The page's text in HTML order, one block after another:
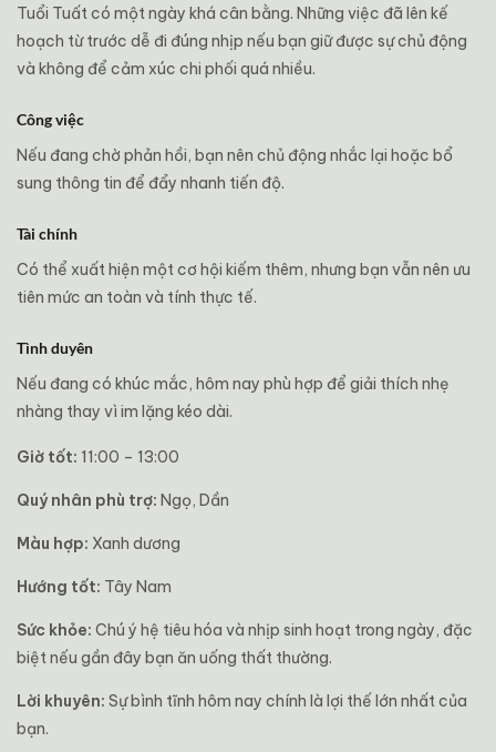
Tuổi Tuất có một ngày khá cân bằng. Những việc đã lên kế
hoạch từ trước dễ đi đúng nhịp nếu bạn giữ được sự chủ động
và không để cảm xúc chi phối quá nhiều.
Công việc
Nếu đang chờ phản hồi, bạn nên chủ động nhắc lại hoặc bổ
sung thông tin để đẩy nhanh tiến độ.
Tài chính
Có thể xuất hiện một cơ hội kiếm thêm, nhưng bạn vẫn nên ưu
tiên mức an toàn và tính thực tế.
Tình duyên
Nếu đang có khúc mắc, hôm nay phù hợp để giải thích nhẹ
nhàng thay vì im lặng kéo dài.
Giờ tốt: 11:00 – 13:00
Quý nhân phù trợ: Ngọ, Dần
Màu hợp: Xanh dương
Hướng tốt: Tây Nam
Sức khỏe: Chú ý hệ tiêu hóa và nhịp sinh hoạt trong ngày, đặc
biệt nếu gần đây bạn ăn uống thất thường.
Lời khuyên: Sự bình tĩnh hôm nay chính là lợi thế lớn nhất của
bạn.